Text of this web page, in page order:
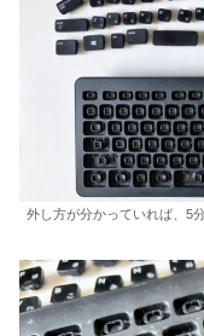
外し方が分かっていれば、5